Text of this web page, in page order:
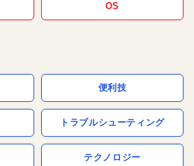
OS
便利技
トラブルシューティング
テクノロジー